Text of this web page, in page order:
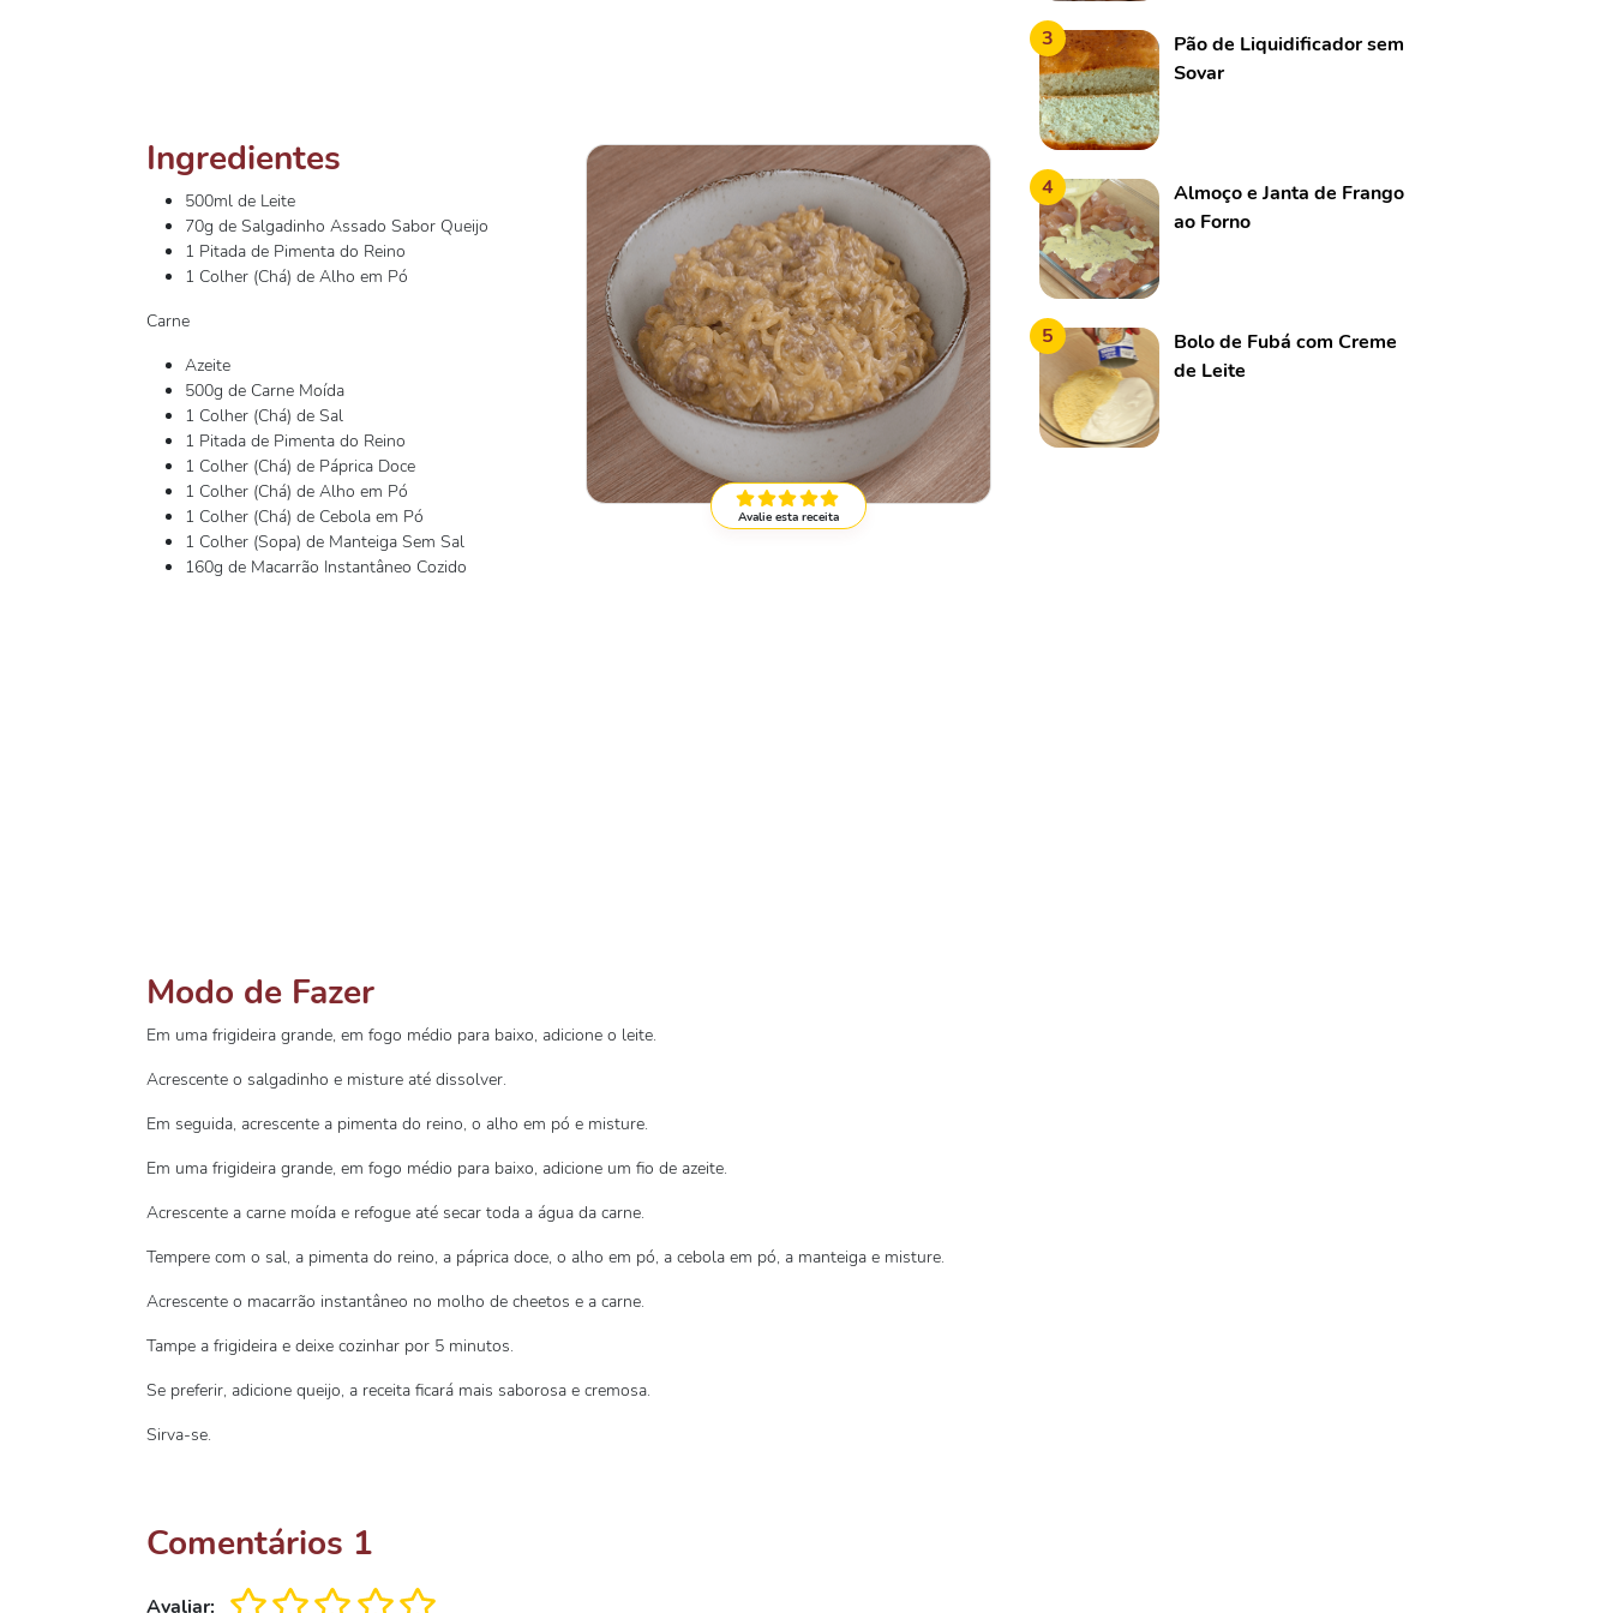
Avalie esta receita
Ingredientes
500ml de Leite
70g de Salgadinho Assado Sabor Queijo
1 Pitada de Pimenta do Reino
1 Colher (Chá) de Alho em Pó
Carne
Azeite
500g de Carne Moída
1 Colher (Chá) de Sal
1 Pitada de Pimenta do Reino
1 Colher (Chá) de Páprica Doce
1 Colher (Chá) de Alho em Pó
1 Colher (Chá) de Cebola em Pó
1 Colher (Sopa) de Manteiga Sem Sal
160g de Macarrão Instantâneo Cozido
Modo de Fazer
Em uma frigideira grande, em fogo médio para baixo, adicione o leite.
Acrescente o salgadinho e misture até dissolver.
Em seguida, acrescente a pimenta do reino, o alho em pó e misture.
Em uma frigideira grande, em fogo médio para baixo, adicione um fio de azeite.
Acrescente a carne moída e refogue até secar toda a água da carne.
Tempere com o sal, a pimenta do reino, a páprica doce, o alho em pó, a cebola em pó, a manteiga e misture.
Acrescente o macarrão instantâneo no molho de cheetos e a carne.
Tampe a frigideira e deixe cozinhar por 5 minutos.
Se preferir, adicione queijo, a receita ficará mais saborosa e cremosa.
Sirva-se.
Comentários 1
Avaliar:
3
Pão de Liquidificador sem
Sovar
4
Almoço e Janta de Frango
ao Forno
5
Bolo de Fubá com Creme
de Leite